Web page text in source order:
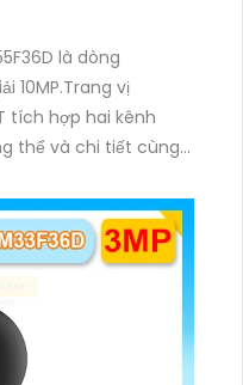
là dòng
10MP.Trang vị
tích hợp hai kênh
thể và chi tiết cùng
và đèn ấm cho hình
khác nhau trong